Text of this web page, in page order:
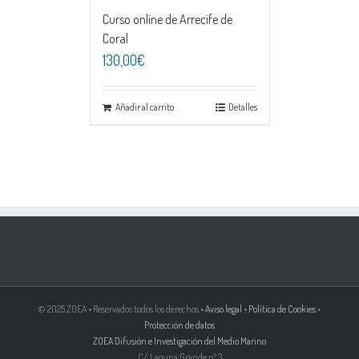
Curso online de Arrecife de
Coral
130,00€
Añadir al carrito Detalles
© 2025 ZOEA • Reservados todos los derechos •Aviso legal • Política de Cookies •
Protección de datos
ZOEA Difusión e Investigación del Medio Marino